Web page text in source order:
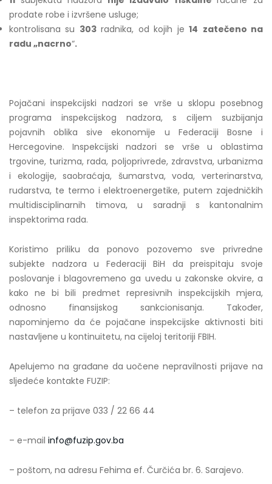
prodate robe i izvršene usluge;
kontrolisana su 303radnika, od kojih je14 zatečeno na
radu „nacrno“.
Pojačani inspekcijski nadzori se vrše u sklopu posebnog
programa inspekcijskog nadzora, s ciljem suzbijanja
pojavnih oblika sive ekonomije u Federaciji Bosne i
Hercegovine. Inspekcijski nadzori se vrše u oblastima
trgovine, turizma, rada, poljoprivrede, zdravstva, urbanizma
i ekologije, saobraćaja, šumarstva, voda, verterinarstva,
rudarstva, te termo i elektroenergetike, putem zajedničkih
multidisciplinarnih timova, u saradnji s kantonalnim
inspektorima rada.
Koristimo priliku da ponovo pozovemo sve privredne
subjekte nadzora u Federaciji BiH da preispitaju svoje
poslovanje i blagovremeno ga uvedu u zakonske okvire, a
kako ne bi bili predmet represivnih inspekcijskih mjera,
odnosno finansijskog sankcionisanja. Također,
napominjemo da će pojačane inspekcijske aktivnosti biti
nastavljene u kontinuitetu, na cijeloj teritoriji FBIH.
Apelujemo na građane da uočene nepravilnosti prijave na
sljedeće kontakte FUZIP:
– telefon za prijave 033 / 22 66 44
– e-mail info@fuzip.gov.ba
– poštom, na adresu Fehima ef. Čurčića br. 6. Sarajevo.